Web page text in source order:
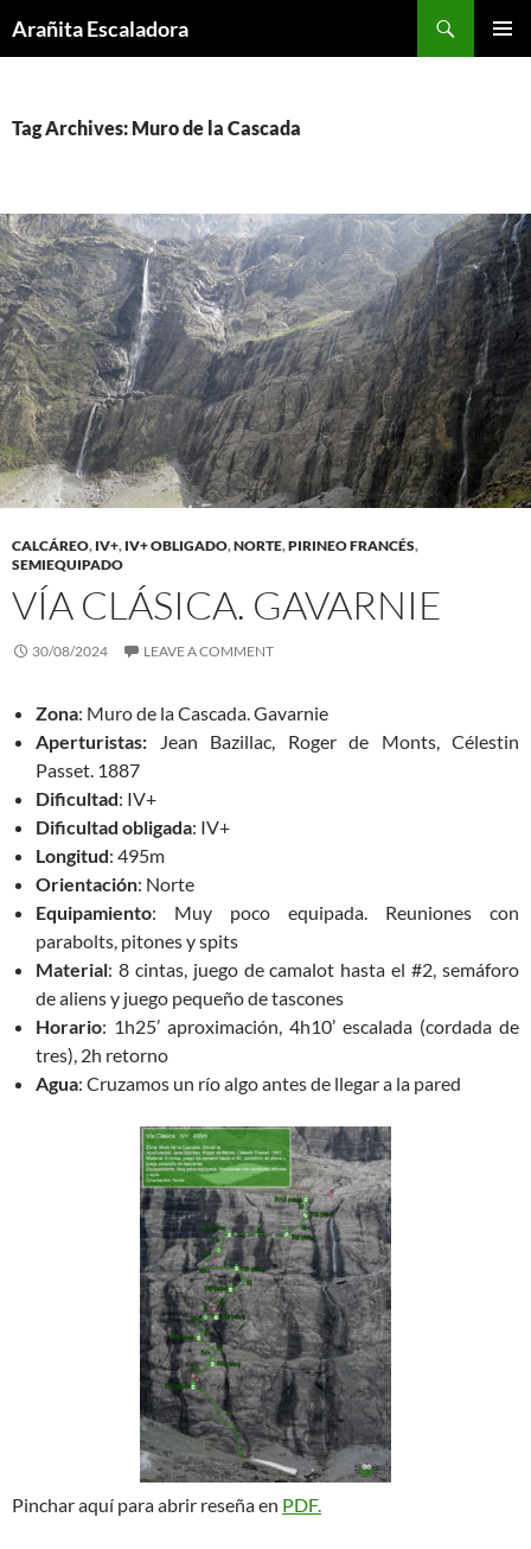
toArañita Escaladora
Tag Archives: Muro de la Cascada
CALCÁREO, IV+, IV+ OBLIGADO,NORTE,PIRINEO FRANCÉS,
SEMIEQUIPADO
VÍA CLÁSICA. GAVARNIE
30/08/2024 LEAVE A COMMENT
Zona: Muro de la Cascada. Gavarnie
Aperturistas:
Jean Bazillac, Roger de Monts, Célestin
Passet. 1887
Dificultad: IV+
Dificultad obligada: IV+
Longitud: 495m
Orientación: Norte
Equipamiento: Muy poco equipada. Reuniones con
parabolts, pitones y spits
Material: 8 cintas, juego de camalot hasta el #2, semáforo
de aliens y juego pequeño de tascones
Horario: 1h25’ aproximación, 4h10’ escalada (cordada de
tres), 2h retorno
Agua: Cruzamos un río algo antes de llegar a la pared
Pinchar aquí para abrir reseña en PDF.